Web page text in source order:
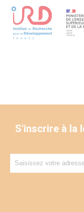
et compétitive sur
S'inscrire à la